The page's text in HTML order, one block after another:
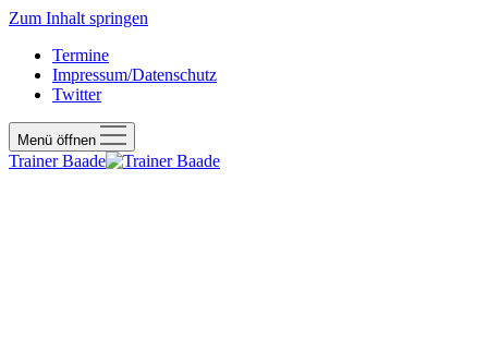
Zum Inhalt springen
Termine
Impressum/Datenschutz
Twitter
Menü öffnen
Trainer Baade